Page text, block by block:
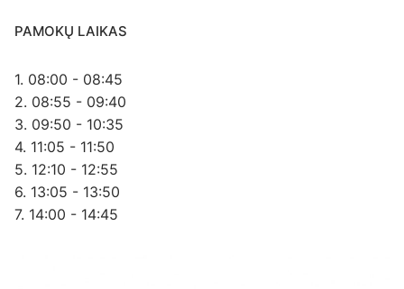
PAMOKŲ LAIKAS
1. 08:00 - 08:45
2. 08:55 - 09:40
3. 09:50 - 10:35
4. 11:05 - 11:50
5. 12:10 - 12:55
6. 13:05 - 13:50
7. 14:00 - 14:45